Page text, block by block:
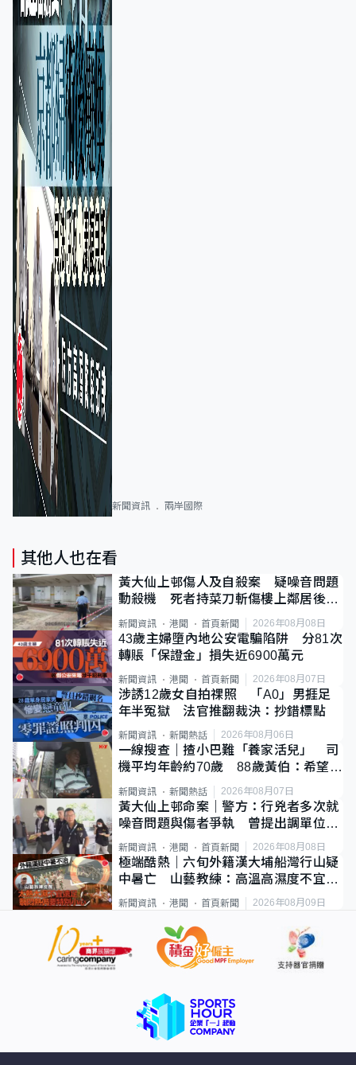
新聞資訊 兩岸國際
其他人也在看
黃大仙上邨傷人及自殺案 疑噪音問題
動殺機 死者持菜刀斬傷樓上鄰居後墮
斃
新聞資訊 港聞 首頁新聞 2026年08月08日
43歲主婦墮內地公安電騙陷阱 分81次
轉賬「保證金」損失近6900萬元
新聞資訊 港聞 首頁新聞 2026年08月07日
涉誘12歲女自拍祼照 「A0」男捱足
年半冤獄 法官推翻裁決：抄錯標點
新聞資訊 新聞熱話 2026年08月06日
一線搜查｜揸小巴難「養家活兒」 司
機平均年齡約70歲 88歲黃伯：希望一
直揸落去
新聞資訊 新聞熱話 2026年08月07日
黃大仙上邨命案｜警方：行兇者多次就
噪音問題與傷者爭執 曾提出調單位已
獲批
新聞資訊 港聞 首頁新聞 2026年08月08日
極端酷熱｜六旬外籍漢大埔船灣行山疑
中暑亡 山藝教練：高溫高濕度不宜遠
足
新聞資訊 港聞 首頁新聞 2026年08月09日